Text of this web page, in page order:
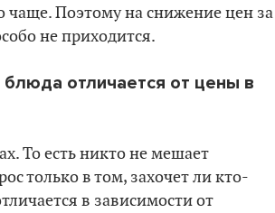
чаще. Поэтому на снижение цен за
не приходится.
отличается от цены в
То есть никто не мешает
только в том, захочет ли кто-
в зависимости от